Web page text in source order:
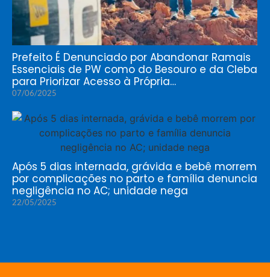
Prefeito É Denunciado por Abandonar Ramais
Essenciais de PW como do Besouro e da Cleba
para Priorizar Acesso à Própria…
07/06/2025
Após 5 dias internada, grávida e bebê morrem
por complicações no parto e família denuncia
negligência no AC; unidade nega
22/05/2025